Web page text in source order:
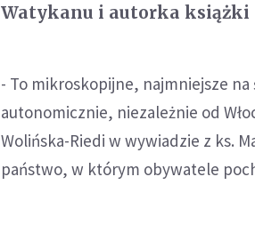
Watykanu i autorka książki
- To mikroskopijne, najmniejsze
autonomicznie, niezależnie od
Wolińska-Riedi w wywiadzie z ks.
państwo, w którym obywatele